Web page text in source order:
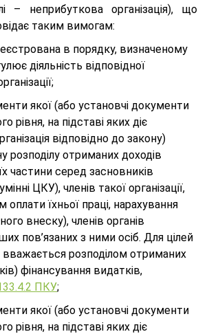
– неприбуткова організація), що
таким вимогам:
в порядку, визначеному
діяльність відповідної
якої (або установчі документи
рівня, на підставі яких діє
відповідно до закону)
розподілу отриманих доходів
частини серед засновників
ЦКУ), членів такої організації,
оплати їхньої праці, нарахування
внеску), членів органів
пов’язаних з ними осіб. Для цілей
вважається розподілом отриманих
фінансування видатків,
ПКУ;
якої (або установчі документи
рівня, на підставі яких діє